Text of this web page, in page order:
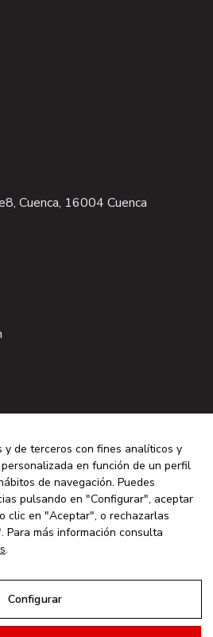
Cuenca, 16004 Cuenca
- Con la tecnología de:
y de terceros con fines analíticos y
en función de un perfil
de navegación. Puedes
pulsando en "Configurar", aceptar
clic en "Aceptar", o rechazarlas
Para más información consulta
.
Configurar
Aviso Legal